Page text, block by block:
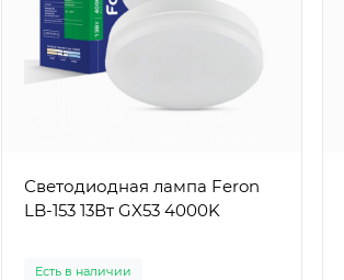
Светодиодная лампа Feron
LB-153 13Вт GX53 4000K
Есть в наличии